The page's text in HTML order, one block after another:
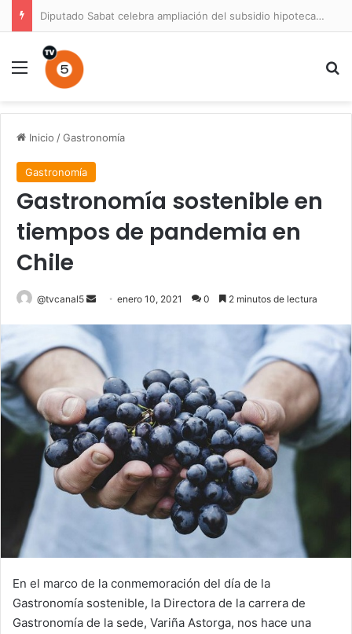
Diputado Sabat celebra ampliación del subsidio hipotecario con viviendas de hasta 6.000 UF
Menú
Inicio /Gastronomía
Gastronomía
Gastronomía sostenible en
tiempos de pandemia en
Chile
@tvcanal5
Send
email
enero 10, 2021 0 2 minutos de lectura
En el marco de la conmemoración del día de la
Gastronomía sostenible, la Directora de la carrera de
Gastronomía de la sede, Variña Astorga, nos hace una